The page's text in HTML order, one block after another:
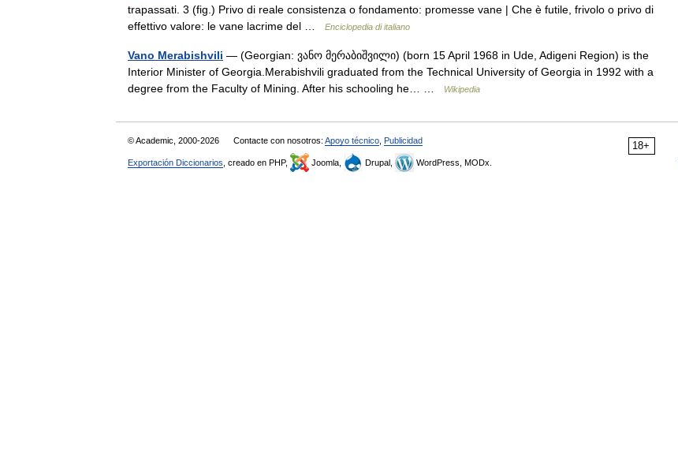
trapassati. 3 (fig.) Privo di reale consistenza o fondamento: promesse vane | Che è futile, frivolo o privo di
effettivo valore: le vane lacrime del …
Enciclopedia di italiano
Vano Merabishvili — (Georgian: ვანო მერაბიშვილი) (born 15 April 1968 in Ude, Adigeni Region) is the
Interior Minister of Georgia.Merabishvili graduated from the Technical University of Georgia in 1992 with a
degree from the Faculty of Mining. After his schooling he… …
Wikipedia
18+
© Academic, 2000-2026 Contacte con nosotros: Apoyo técnico Publicidad
Exportación Diccionarios , creado en PHP, Joomla, Drupal, WordPress, MODx.